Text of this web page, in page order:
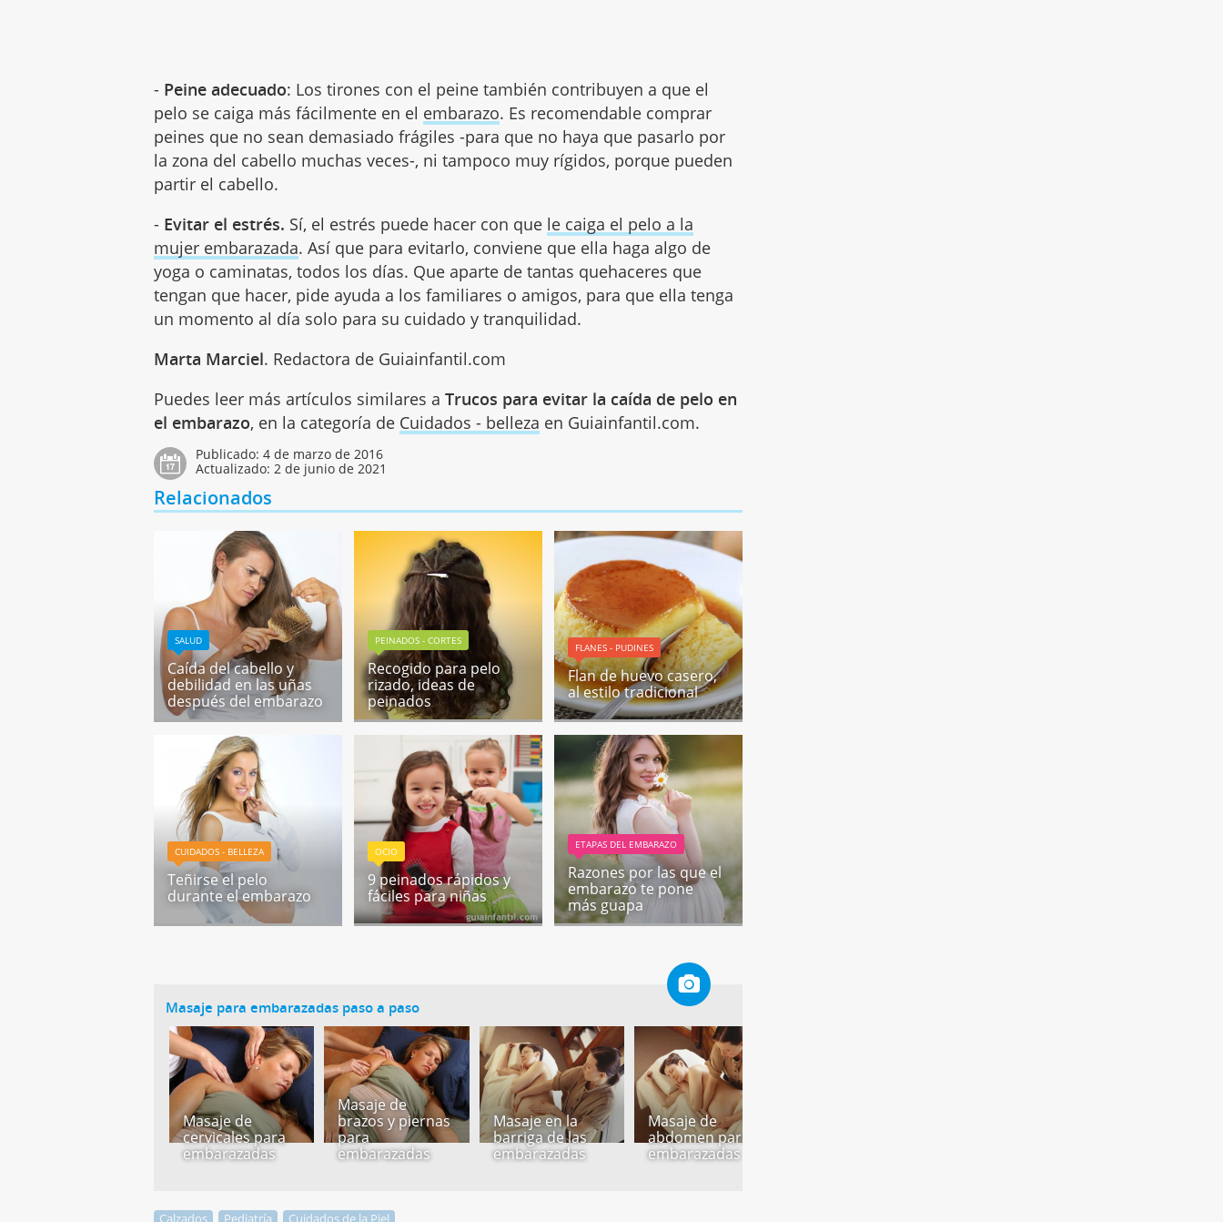
- Peine adecuado: Los tirones con el peine también contribuyen a que el
pelo se caiga más fácilmente en el embarazo. Es recomendable comprar
peines que no sean demasiado frágiles -para que no haya que pasarlo por
la zona del cabello muchas veces-, ni tampoco muy rígidos, porque pueden
partir el cabello.
- Evitar el estrés. Sí, el estrés puede hacer con que le caiga el pelo a la
mujer embarazada. Así que para evitarlo, conviene que ella haga algo de
yoga o caminatas, todos los días. Que aparte de tantas quehaceres que
tengan que hacer, pide ayuda a los familiares o amigos, para que ella tenga
un momento al día solo para su cuidado y tranquilidad.
Marta Marciel. Redactora de Guiainfantil.com
Puedes leer más artículos similares aTrucos para evitar la caída de pelo en
el embarazo, en la categoría de Cuidados - belleza en Guiainfantil.com.
Publicado:4 de marzo de 2016
Actualizado:2 de junio de 2021
Relacionados
SALUD
Caída del cabello y
debilidad en las uñas
después del embarazo
PEINADOS - CORTES
Recogido para pelo
rizado, ideas de
peinados
FLANES - PUDINES
Flan de huevo casero,
al estilo tradicional
CUIDADOS - BELLEZA
Teñirse el pelo
durante el embarazo
OCIO
9 peinados rápidos y
fáciles para niñas
ETAPAS DEL EMBARAZO
Razones por las que el
embarazo te pone
más guapa
Masaje para embarazadas paso a paso
Masaje de
cervicales para
embarazadas
Masaje de
brazos y piernas
para
embarazadas
Masaje en la
barriga de las
embarazadas
Masaje de
abdomen para
embarazadas
Calzados Pediatría Cuidados de la Piel